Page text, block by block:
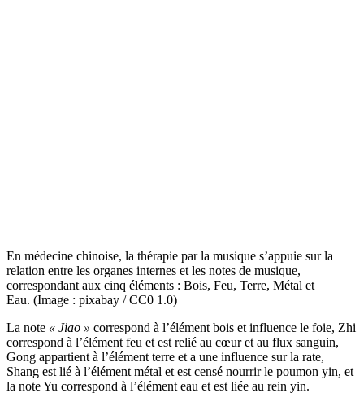
En médecine chinoise, la thérapie par la musique s’appuie sur la
relation entre les organes internes et les notes de musique,
correspondant aux cinq éléments : Bois, Feu, Terre, Métal et
Eau. (Image : pixabay / CC0 1.0)
La note « Jiao » correspond à l’élément bois et influence le foie, Zhi
correspond à l’élément feu et est relié au cœur et au flux sanguin,
Gong appartient à l’élément terre et a une influence sur la rate,
Shang est lié à l’élément métal et est censé nourrir le poumon yin, et
la note Yu correspond à l’élément eau et est liée au rein yin.